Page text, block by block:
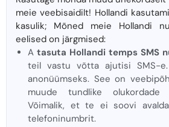
meie veebisaidilt! Hollandi
kasulik; Mõned meie Hollandi
eelised on järgmised:
A tasuta Hollandi temps SMS
teil vastu võtta ajutisi SMS-
anonüümseks. See on
muude tundlike olukordade
Võimalik, et te ei soovi
telefoninumbrit.